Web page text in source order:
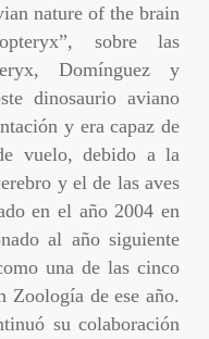
nature of the brain
sobre las
Domínguez y
dinosaurio aviano
y era capaz de
vuelo, debido a la
y el de las aves
en el año 2004 en
al año siguiente
una de las cinco
Zoología de ese año.
su colaboración